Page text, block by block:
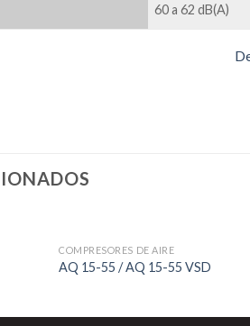
60 a 62 dB(A)
COMPRESORES DE AIRE
AQ 15-55 / AQ 15-55 VSD